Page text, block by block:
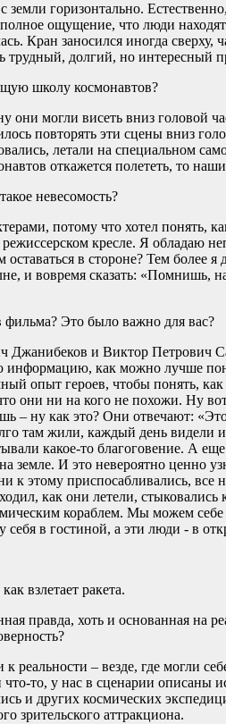
земли горизонтально.
ощущение, что люди
Кран заносился иногда сверху,
трудный, долгий, но интересный
школу космонавтов?
они могли висеть вниз головой
повторять эти сцены вниз
летали на специальном
откажется полететь, то
невесомость?
потому что хотел понять,
режиссерском кресле. Я обладаю
оставаться в стороне? Тем
и вовремя сказать: «Помнишь,
фильма? Это было важно для вас?
Джанибеков и Виктор Петрович
как можно лучше
опыт героев, чтобы понять, как
они ни на кого не похожи. Ну
– ну как это? Они отвечают:
там жили, каждый день
какое-то благоговение. А
земле. И это невероятно ценно
к этому приспосабливались, все
как они летели, стыковались
кораблем. Мы можем себе
в гостиной, а эти люди - в
взлетает ракета.
правда, хоть и основанная на
реальности – везде, где могли
то, у нас в сценарии описаны
и других космических
зрительского аттракциона.